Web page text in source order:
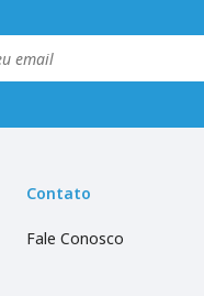
Contato
Fale Conosco